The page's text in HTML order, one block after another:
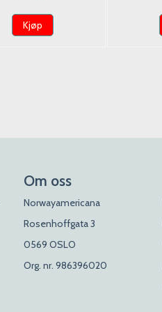
Kjøp
Om oss
Norwayamericana
Rosenhoffgata 3
0569 OSLO
Org. nr. 986396020